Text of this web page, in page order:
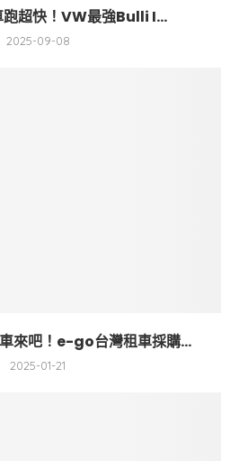
超快！VW最強Bulli I...
2025-09-08
來吧！e-go台灣租車採購...
2025-01-21